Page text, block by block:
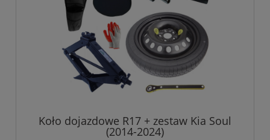
Koło dojazdowe R17 + zestaw Kia Soul
(2014-2024)